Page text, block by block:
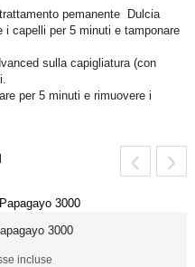
pemanente Dulcia
capelli per 5 minuti e tamponare
sulla capigliatura (con
per 5 minuti e rimuovere i
‹ ›
3000
incluse